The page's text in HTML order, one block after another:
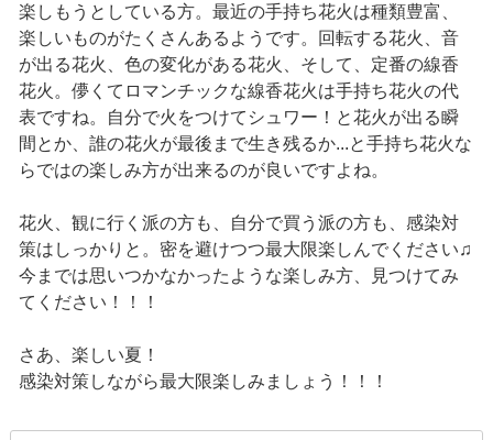
楽しもうとしている方。最近の手持ち花火は種類豊富、
楽しいものがたくさんあるようです。回転する花火、音
が出る花火、色の変化がある花火、そして、定番の線香
花火。儚くてロマンチックな線香花火は手持ち花火の代
表ですね。自分で火をつけてシュワー！と花火が出る瞬
間とか、誰の花火が最後まで生き残るか...と手持ち花火な
らではの楽しみ方が出来るのが良いですよね。
花火、観に行く派の方も、自分で買う派の方も、感染対
策はしっかりと。密を避けつつ最大限楽しんでください♫
今までは思いつかなかったような楽しみ方、見つけてみ
てください！！！
さあ、楽しい夏！
感染対策しながら最大限楽しみましょう！！！